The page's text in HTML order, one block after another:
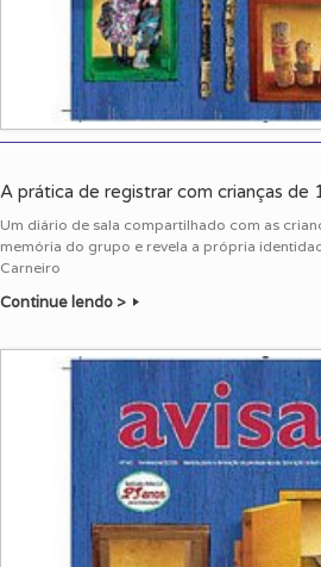
A prática de registrar com crianças de
Um diário de sala compartilhado com as
memória do grupo e revela a própria
Carneiro
Continue lendo >